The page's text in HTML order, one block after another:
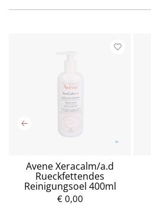
Avene Xeracalm/a.d
Rueckfettendes
Reinigungsoel 400ml
€ 0,00